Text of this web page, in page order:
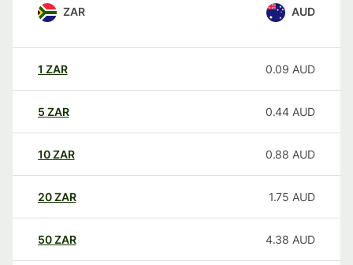
ZAR AUD
1 ZAR 0.09 AUD
5 ZAR 0.44 AUD
10ZAR 0.88 AUD
20ZAR 1.75 AUD
50ZAR 4.38 AUD